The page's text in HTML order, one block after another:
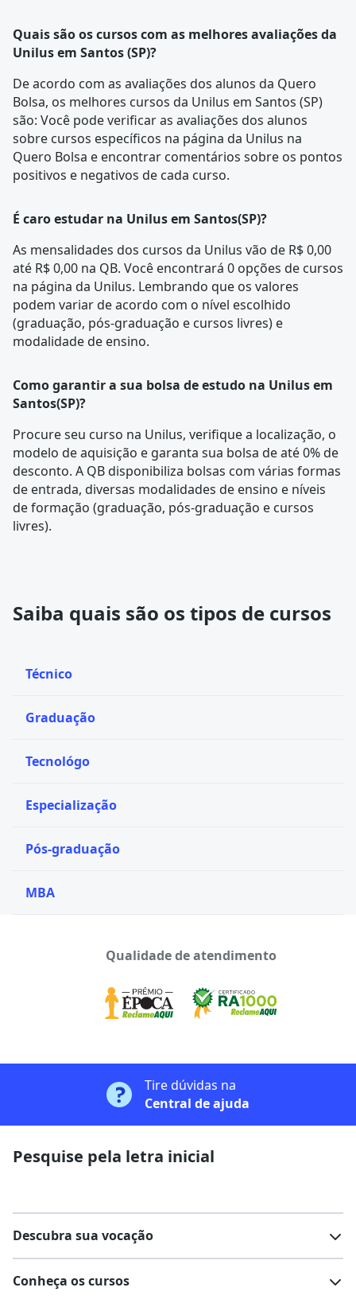
Quais são os cursos com as melhores avaliações da
Unilus em Santos (SP)?
De acordo com as avaliações dos alunos da Quero
Bolsa, os melhores cursos da Unilus em Santos (SP)
são: Você pode verificar as avaliações dos alunos
sobre cursos específicos na página da Unilus na
Quero Bolsa e encontrar comentários sobre os pontos
positivos e negativos de cada curso.
É caro estudar na Unilus em Santos(SP)?
As mensalidades dos cursos da Unilus vão de R$ 0,00
até R$ 0,00 na QB. Você encontrará 0 opções de cursos
na página da Unilus. Lembrando que os valores
podem variar de acordo com o nível escolhido
(graduação, pós-graduação e cursos livres) e
modalidade de ensino.
Como garantir a sua bolsa de estudo na Unilus em
Santos(SP)?
Procure seu curso na Unilus, verifique a localização, o
modelo de aquisição e garanta sua bolsa de até 0% de
desconto. A QB disponibiliza bolsas com várias formas
de entrada, diversas modalidades de ensino e níveis
de formação (graduação, pós-graduação e cursos
livres).
Saiba quais são os tipos de cursos
Técnico
Graduação
Tecnológo
Especialização
Pós-graduação
MBA
Qualidade de atendimento
Tire dúvidas na
Central de ajuda
Pesquise pela letra inicial
Descubra sua vocação
Conheça os cursos